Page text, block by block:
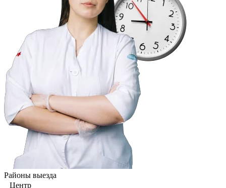
Районы выезда
Центр